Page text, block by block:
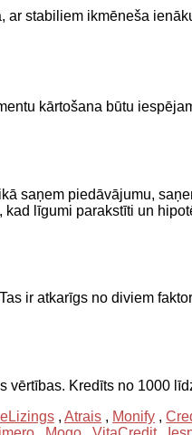
stabiliem ikmēneša
kārtošana būtu
saņem piedāvājumu,
līgumi parakstīti un
ir atkarīgs no diviem
vērtības. Kredīts no 1000
eLizings, Atrais, Monify ,